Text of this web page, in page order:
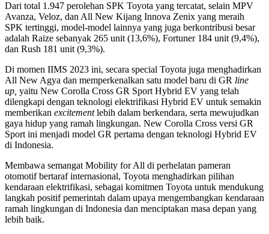
Dari total 1.947 perolehan SPK Toyota yang tercatat, selain MPV
Avanza, Veloz, dan All New Kijang Innova Zenix yang meraih
SPK tertinggi, model-model lainnya yang juga berkontribusi besar
adalah Raize sebanyak 265 unit (13,6%), Fortuner 184 unit (9,4%),
dan Rush 181 unit (9,3%).
Di momen IIMS 2023 ini, secara special Toyota juga menghadirkan
All New Agya dan memperkenalkan satu model baru di GR line
up, yaitu New Corolla Cross GR Sport Hybrid EV yang telah
dilengkapi dengan teknologi elektrifikasi Hybrid EV untuk semakin
memberikan excitementlebih dalam berkendara, serta mewujudkan
gaya hidup yang ramah lingkungan. New Corolla Cross versi GR
Sport ini menjadi model GR pertama dengan teknologi Hybrid EV
di Indonesia.
Membawa semangat Mobility for All di perhelatan pameran
otomotif bertaraf internasional, Toyota menghadirkan pilihan
kendaraan elektrifikasi, sebagai komitmen Toyota untuk mendukung
langkah positif pemerintah dalam upaya mengembangkan kendaraan
ramah lingkungan di Indonesia dan menciptakan masa depan yang
lebih baik.